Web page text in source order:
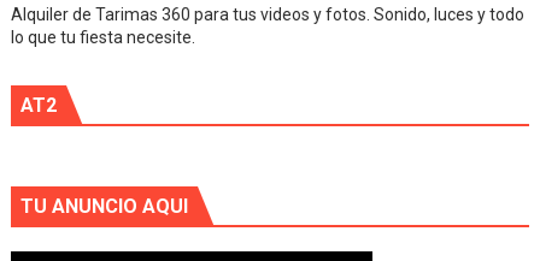
Alquiler de Tarimas 360 para tus videos y fotos. Sonido, luces y todo
lo que tu fiesta necesite.
AT2
TU ANUNCIO AQUI